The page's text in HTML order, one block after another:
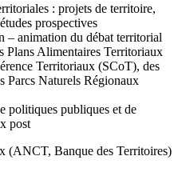
: projets de territoire,
prospectives
– animation du débat territorial
Plans Alimentaires Territoriaux
Territoriaux (SCoT), des
Parcs Naturels Régionaux
politiques publiques et de
post
(ANCT, Banque des Territoires)